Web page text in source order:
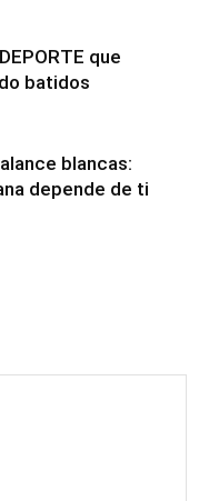
que
batidos
blancas:
depende de ti